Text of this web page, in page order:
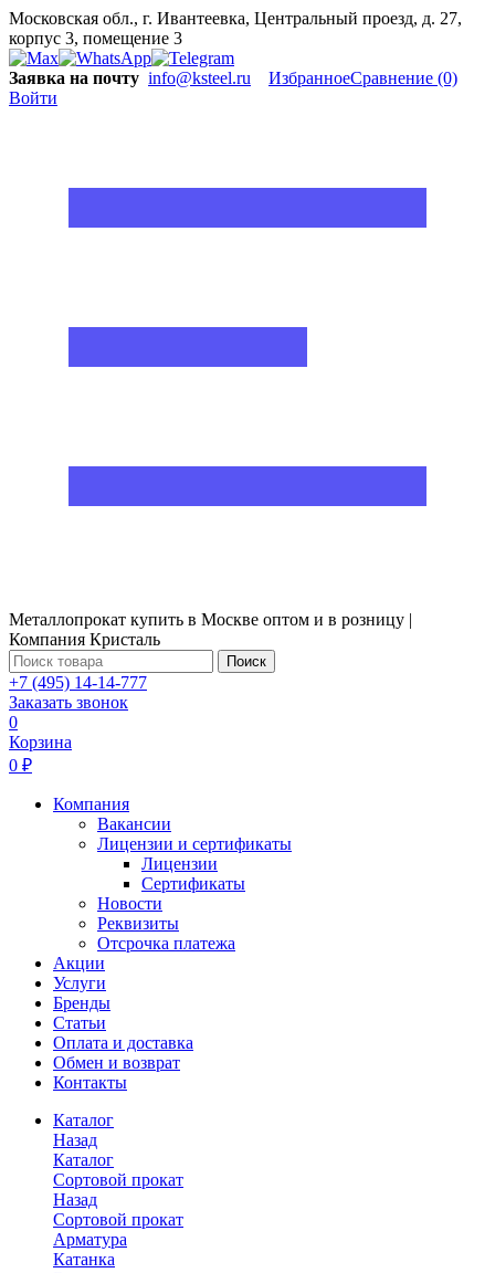
Московская обл., г. Ивантеевка, Центральный проезд, д. 27,
корпус 3, помещение 3
Заявка на почту info@ksteel.ru ИзбранноеСравнение (0)
Войти
Металлопрокат купить в Москве оптом и в розницу |
Компания Кристаль
Поиск
+7 (495) 14-14-777
Заказать звонок
0
Корзина
0 ₽
Компания
Вакансии
Лицензии и сертификаты
Лицензии
Сертификаты
Новости
Реквизиты
Отсрочка платежа
Акции
Услуги
Бренды
Статьи
Оплата и доставка
Обмен и возврат
Контакты
Каталог
Назад
Каталог
Сортовой прокат
Назад
Сортовой прокат
Арматура
Катанка